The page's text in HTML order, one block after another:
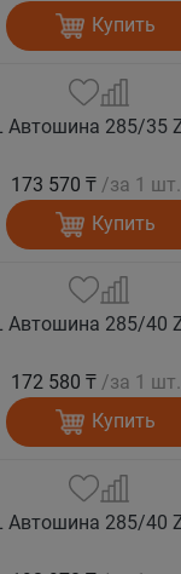
Купить
173 570 ₸ /за 1 шт.
Купить
172 580 ₸ /за 1 шт.
Купить